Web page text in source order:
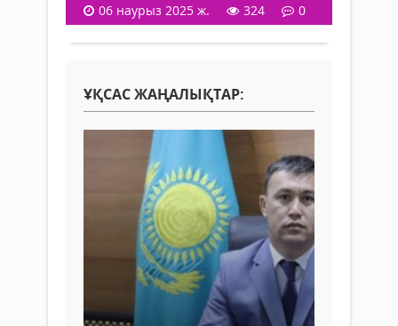
06 наурыз 2025 ж.
324 0
ҰҚСАС ЖАҢАЛЫҚТАР: